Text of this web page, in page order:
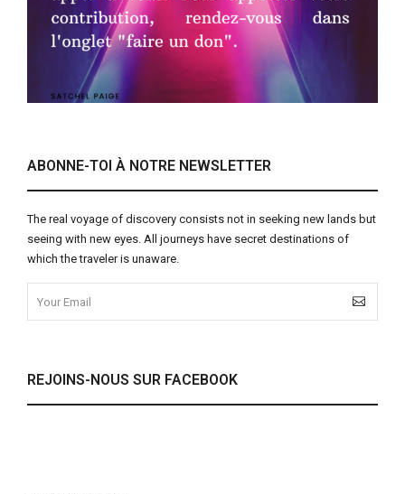
ABONNE-TOI À NOTRE NEWSLETTER
The real voyage of discovery consists not in seeking new lands but
seeing with new eyes. All journeys have secret destinations of
which the traveler is unaware.
REJOINS-NOUS SUR FACEBOOK